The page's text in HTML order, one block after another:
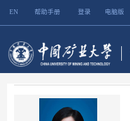
EN 帮助手册 登录 电脑版